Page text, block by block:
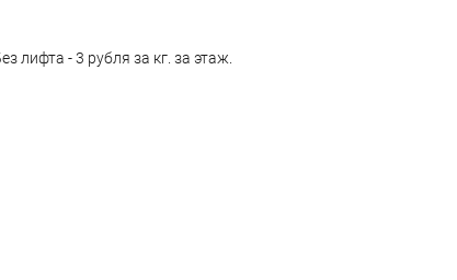
лифта - 3 рубля за кг. за этаж.